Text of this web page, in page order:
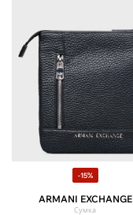
-15%
ARMANI EXCHANGE
Сумка